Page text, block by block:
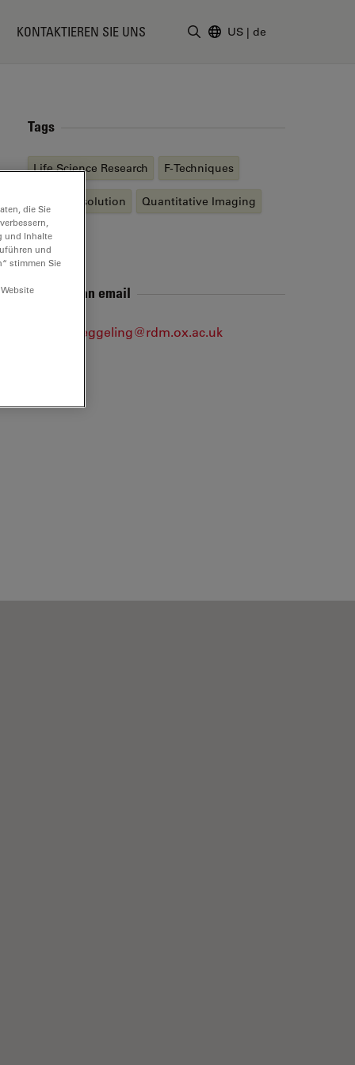
KONTAKTIEREN SIE UNS US | de
Tags
Life Science Research F-Techniques
Super-Resolution Quantitative Imaging
STED
Send me an email
christian.eggeling@rdm.ox.ac.uk
die Sie
und Inhalte
und
stimmen Sie